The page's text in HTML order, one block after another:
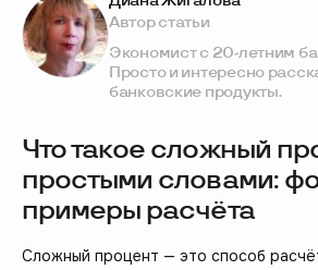
Что такое сложный
простыми словами:
примеры расчёта
Сложный процент — это способ
Автор статьи
Экономист с 20-летним
Просто и интересно
банковские продукты.